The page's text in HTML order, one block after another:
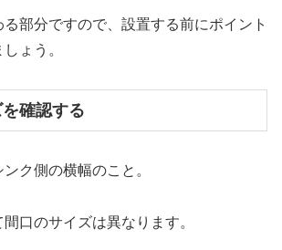
部分ですので、設置する前にポイント
ょう。
確認する
ンク側の横幅のこと。
口のサイズは異なります。